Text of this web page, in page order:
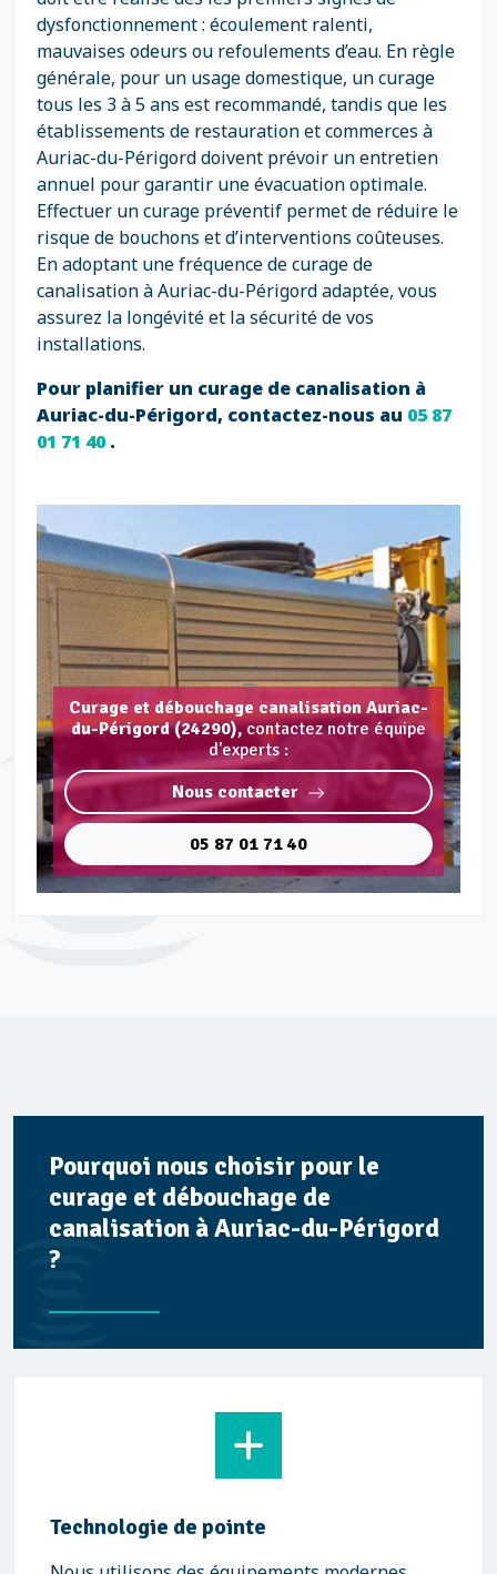
dysfonctionnement : écoulement ralenti,
mauvaises odeurs ou refoulements d’eau. En règle
générale, pour un usage domestique, un curage
tous les 3 à 5 ans est recommandé, tandis que les
établissements de restauration et commerces à
Auriac-du-Périgord doivent prévoir un entretien
annuel pour garantir une évacuation optimale.
Effectuer un curage préventif permet de réduire le
risque de bouchons et d’interventions coûteuses.
En adoptant une fréquence de curage de
canalisation à Auriac-du-Périgord adaptée, vous
assurez la longévité et la sécurité de vos
installations.
Pour planifier un curage de canalisation à
Auriac-du-Périgord, contactez-nous au 05 87
01 71 40.
Curage et débouchage canalisation Auriac-
du-Périgord (24290),contactez notre équipe
d'experts :
Nous contacter
05 87 01 71 40
Pourquoi nous choisir pour le
curage et débouchage de
canalisation à Auriac-du-Périgord
?
Technologie de pointe